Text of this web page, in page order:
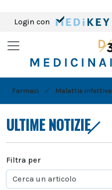
Login con
Farmaci Malattie infettive
ULTIME NOTIZIE
Filtra per